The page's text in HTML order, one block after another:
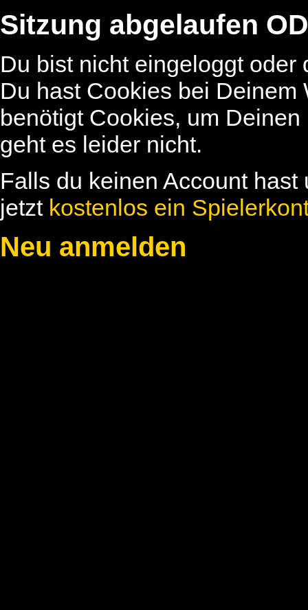
Sitzung abgelaufen
Du bist nicht eingeloggt
Du hast Cookies bei
benötigt Cookies, um
geht es leider nicht.
Falls du keinen Account
jetzt kostenlos ein
Neu anmelden